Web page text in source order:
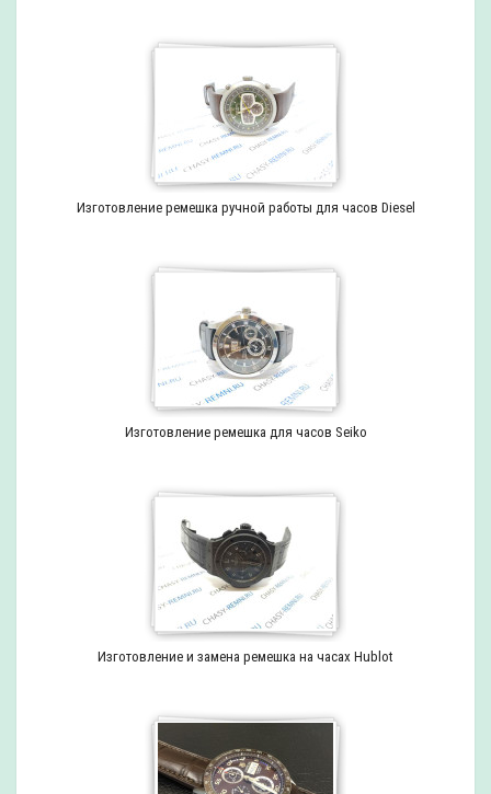
Изготовление ремешка ручной работы для часов Diesel
Изготовление ремешка для часов Seiko
Изготовление и замена ремешка на часах Hublot